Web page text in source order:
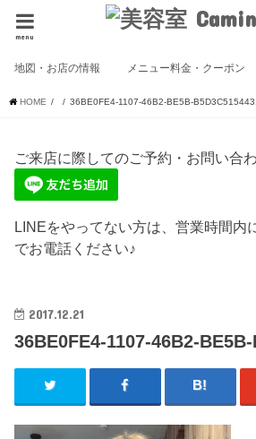
menu
地図・お店の情報 メニュー料金・クーポン
HOME 36BE0FE4-1107-46B2-BE5B-
ご来店に際してのご予約・お問い合
LINEをやってない方は、営業時間内
でお電話ください♪
2017.12.21
36BE0FE4-1107-46B2-